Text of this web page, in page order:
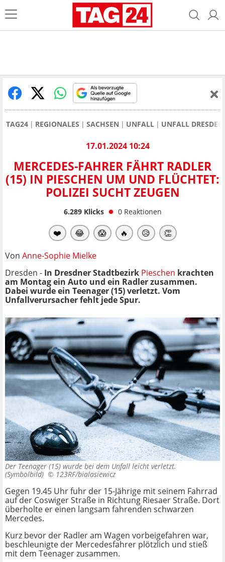
TAG24 REGIONALES SACHSEN UNFALL UNFALL
17.01.2024 10:24
MERCEDES-FAHRER FÄHRT RADLER
(15) IN PIESCHEN UM UND FLÜCHTET:
POLIZEI SUCHT ZEUGEN
6.289Klicks 0 Reaktionen
❤️ 😂 😱 🔥 😥 👏
Von Anne-Sophie Mielke
Dresden - In Dresdner Stadtbezirk Pieschen krachten
am Montag ein Auto und ein Radler zusammen.
Dabei wurde ein Teenager (15) verletzt. Vom
Unfallverursacher fehlt jede Spur.
Der Teenager (15) wurde bei dem Unfall leicht verletzt.
(Symbolbild) © 123RF/bialasiewicz
Gegen 19.45 Uhr fuhr der 15-Jährige mit seinem Fahrrad
auf der Coswiger Straße in Richtung Riesaer Straße. Dort
überholte er einen langsam fahrenden schwarzen
Mercedes.
Kurz bevor der Radler am Wagen vorbeigefahren war,
beschleunigte der Mercedesfahrer plötzlich und stieß
mit dem Teenager zusammen.